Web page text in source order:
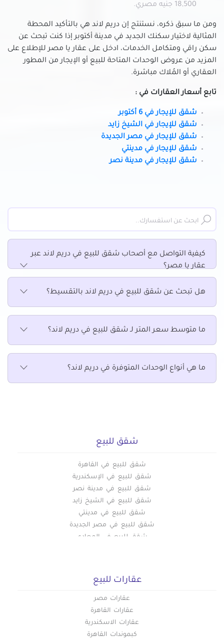
شقق للبيع في كوبرى القبة
شقق للبيع في كورنيش النيل
شقق للبيع في الرحاب
شقق للبيع بالفسطاط الجديدة
شقق للبيع في مدينة المستقبل
شقق للبيع في مدينة نصر
شقق للبيع في مدينة نور
شقق للبيع في مدينتي
شقق للبيع في مستقبل سيتي
شقق للبيع في مصر الجديدة
شقق للبيع في مصر القديمة
شقق للبيع في ميدان هليوبوليس بمصر الجديدة
شقق للبيع في ميفيدا التجمع الخامس
شقق للبيع في هليوبوليس الجديدة
شقق للبيع في وسط البلد
18,500 جنيه مصري.
ومن ما سبق ذكره، نستنتج إن دريم لاند هي بالتأكيد المحطة
المثالية لاختيار سكنك الجديد في مدينة أكتوبر إذا كنت تبحث عن
سكن راقي ومتكامل الخدمات، ادخل على عقار يا مصر للإطلاع على
المزيد من عروض الوحدات المتاحة للبيع أو الإيجار من المطور
العقاري أو المُلاك مباشرة.
تابع أسعار العقارات في :
شقق للإيجار في 6 أكتوبر
شقق للإيجار في الشيخ زايد
شقق للإيجار في مصر الجديدة
شقق للإيجار في مدينتي
شقق للإيجار في مدينة نصر
كيفية التواصل مع أصحاب شقق للبيع في دريم لاند عبر
عقار يا مصر؟
هل تبحث عن شقق للبيع في دريم لاند بالتقسيط؟
ما متوسط سعر المتر لـ شقق للبيع في دريم لاند؟
ما هي أنواع الوحدات المتوفرة في دريم لاند؟
شقق للبيع
شقق للبيع في القاهرة
شقق للبيع في الإسكندرية
شقق للبيع في مدينة نصر
شقق للبيع في الشيخ زايد
شقق للبيع في مدينتي
شقق للبيع في مصر الجديدة
شقق للبيع في المعادي
شقق للبيع في الرحاب
شقق للبيع في بورسعيد
شقق للبيع في الإسماعيلية
شقق للبيع في العبور
شقق للبيع في دمنهور
عقارات للبيع
عقارات مصر
عقارات القاهرة
عقارات الاسكندرية
كبموندات القاهرة